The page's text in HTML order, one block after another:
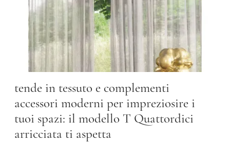
tende in tessuto e complementi
accessori moderni per impreziosire i
tuoi spazi: il modello T Quattordici
arricciata ti aspetta